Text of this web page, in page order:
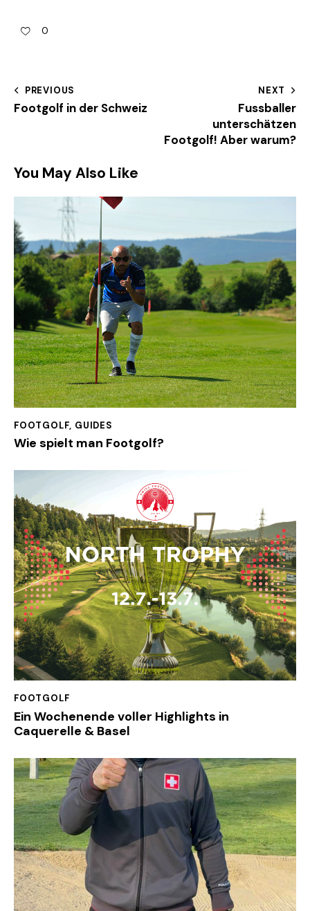
0
PREVIOUS
Footgolf in der Schweiz
NEXT
Fussballer
unterschätzen
Footgolf! Aber warum?
You May Also Like
FOOTGOLF, GUIDES
Wie spielt man Footgolf?
FOOTGOLF
Ein Wochenende voller Highlights in
Caquerelle & Basel